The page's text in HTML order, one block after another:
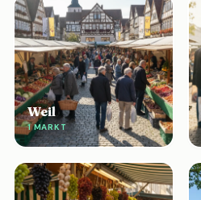
Weil
1 MARKT